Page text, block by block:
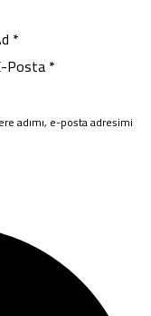
*
Posta*
adımı, e-posta adresimi